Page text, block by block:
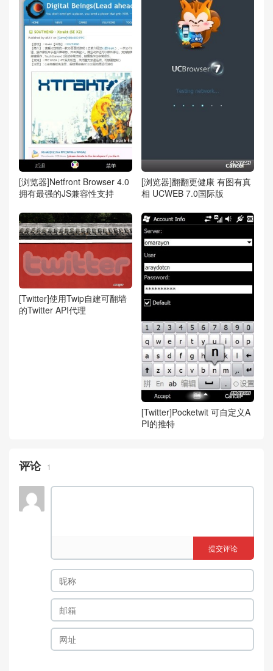
[浏览器]Netfront Browser 4.0
拥有最强的JS兼容性支持
[浏览器]翻翻更健康 有图有真
相 UCWEB 7.0国际版
[Twitter]使用Twip自建可翻墙
的Twitter API代理
[Twitter]Pocketwit 可自定义A
PI的推特
评论 1
提交评论